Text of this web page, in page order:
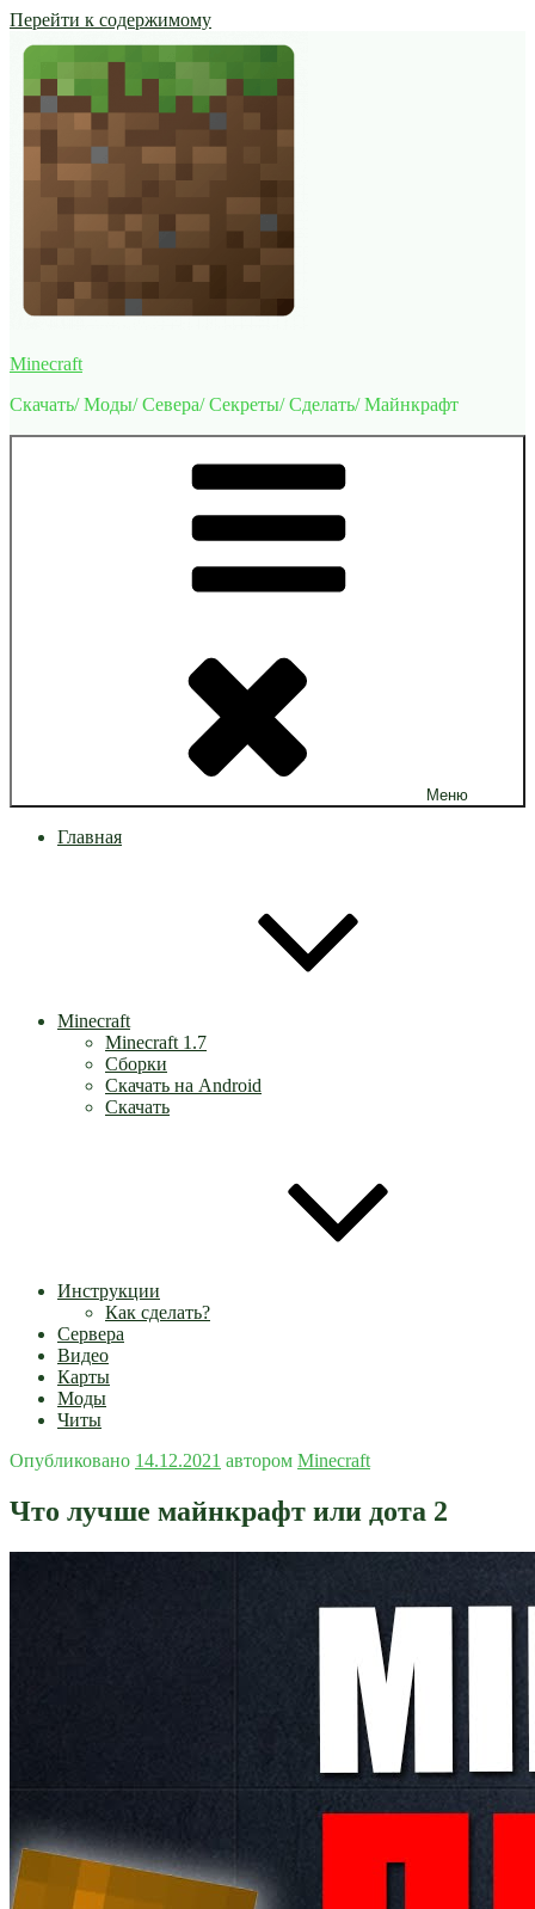
Перейти к содержимому
Minecraft
Скачать/ Моды/ Севера/ Секреты/ Сделать/ Майнкрафт
Меню
Главная
Minecraft
Minecraft 1.7
Сборки
Скачать на Android
Скачать
Инструкции
Как сделать?
Сервера
Видео
Карты
Моды
Читы
Опубликовано 14.12.2021 автором Minecraft
Что лучше майнкрафт или дота 2